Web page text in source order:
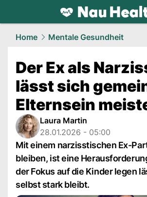
health.NAU.ch
Home Mentale Gesundheit
Der Ex als
lässt sich
Elternsein
Laura Martin
28.01.2026 - 05:00
Mit einem narzisstischen Ex-
bleiben, ist eine
der Fokus auf die Kinder legen
selbst stark bleibt.